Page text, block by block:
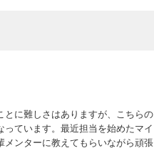
とに難しさはありますが、こちらの
ています。最近担当を始めたマイ
メンターに教えてもらいながら頑張